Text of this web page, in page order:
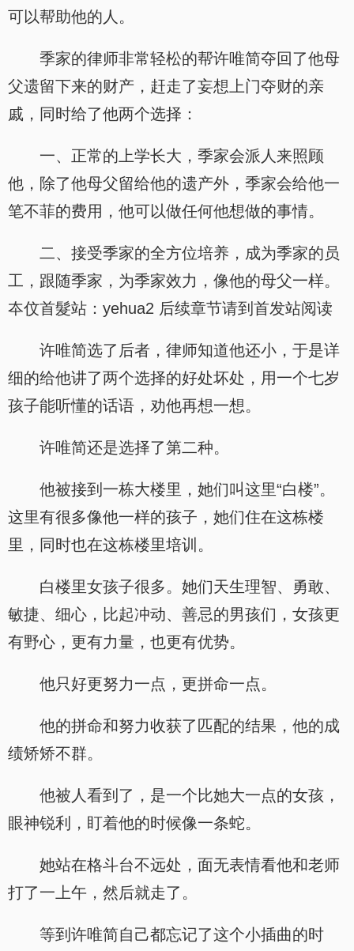
可以帮助他的人。
季家的律师非常轻松的帮许唯简夺回了他母
父遗留下来的财产，赶走了妄想上门夺财的亲
戚，同时给了他两个选择：
一、正常的上学长大，季家会派人来照顾
他，除了他母父留给他的遗产外，季家会给他一
笔不菲的费用，他可以做任何他想做的事情。
二、接受季家的全方位培养，成为季家的员
工，跟随季家，为季家效力，像他的母父一样。
夲伩首髮站：yehua2 后续章节请到首发站阅读
许唯简选了后者，律师知道他还小，于是详
细的给他讲了两个选择的好处坏处，用一个七岁
孩子能听懂的话语，劝他再想一想。
许唯简还是选择了第二种。
他被接到一栋大楼里，她们叫这里“白楼”。
这里有很多像他一样的孩子，她们住在这栋楼
里，同时也在这栋楼里培训。
白楼里女孩子很多。她们天生理智、勇敢、
敏捷、细心，比起冲动、善忌的男孩们，女孩更
有野心，更有力量，也更有优势。
他只好更努力一点，更拼命一点。
他的拼命和努力收获了匹配的结果，他的成
绩矫矫不群。
他被人看到了，是一个比她大一点的女孩，
眼神锐利，盯着他的时候像一条蛇。
她站在格斗台不远处，面无表情看他和老师
打了一上午，然后就走了。
等到许唯简自己都忘记了这个小插曲的时